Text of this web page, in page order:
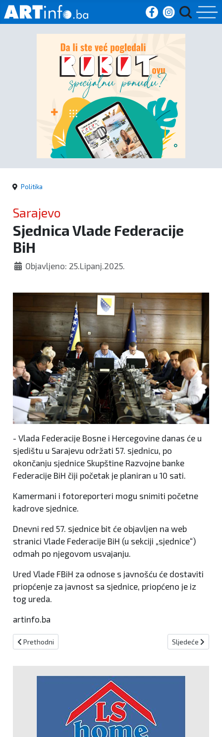
Početna
Kultura
kronika
Politika
Zanimljivosti
Politika
Sarajevo
Sjednica Vlade Federacije
BiH
Objavljeno: 25.Lipanj.2025.
- Vlada Federacije Bosne i Hercegovine danas će u
sjedištu u Sarajevu održati 57. sjednicu, po
okončanju sjednice Skupštine Razvojne banke
Federacije BiH čiji početak je planiran u 10 sati.
Kamermani i fotoreporteri mogu snimiti početne
kadrove sjednice.
Dnevni red 57. sjednice bit će objavljen na web
stranici Vlade Federacije BiH (u sekciji „sjednice“)
odmah po njegovom usvajanju.
Ured Vlade FBiH za odnose s javnošću će dostaviti
priopćenje za javnost sa sjednice, priopćeno je iz
tog ureda.
artinfo.ba
Prethodni članak: Iako BiH ne ovisi od trgovine s Bliskim istokom
Prethodni Sljedeći
Sljedeće